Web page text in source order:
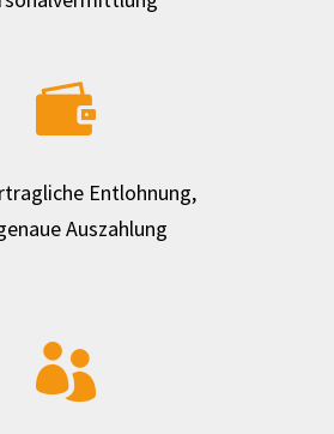

Entlohnung,
Auszahlung
